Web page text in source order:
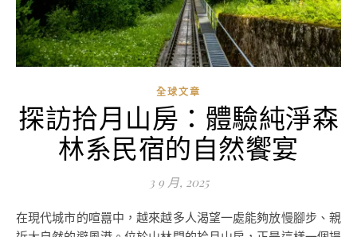
全球文章
探訪拾月山房：體驗純淨森
林系民宿的自然饗宴
3 9 月, 2025
在現代城市的喧囂中，越來越多人渴望一處能夠放慢腳步、親